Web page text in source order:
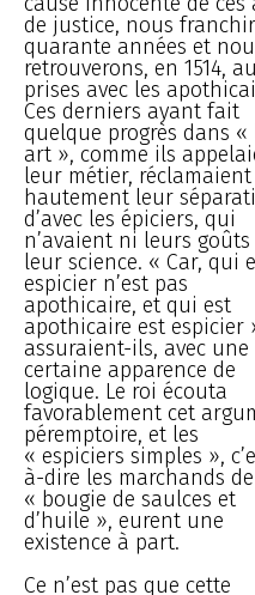
de justice, nous
quarante années et
retrouverons, en 1514,
prises avec les
Ces derniers ayant fait
quelque progrès dans
art », comme ils
leur métier, réclamaient
hautement leur
d’avec les épiciers, qui
n’avaient ni leurs
leur science. « Car, qui
espicier n’est pas
apothicaire, et qui est
apothicaire est espicier
assuraient-ils, avec une
certaine apparence de
logique. Le roi écouta
favorablement cet
péremptoire, et les
« espiciers simples »,
à-dire les marchands de
« bougie de saulces et
d’huile », eurent une
existence à part.
Ce n’est pas que cette